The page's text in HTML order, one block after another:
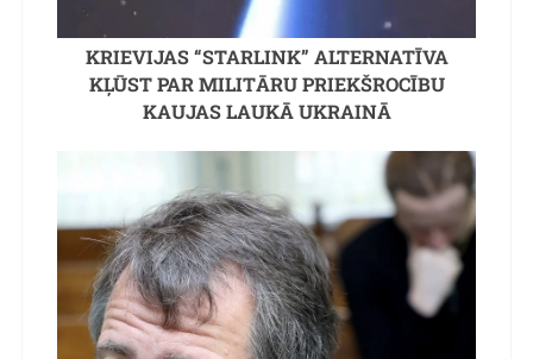
KRIEVIJAS “STARLINK” ALTERNATĪVA
KĻŪST PAR MILITĀRU PRIEKŠROCĪBU
KAUJAS LAUKĀ UKRAINĀ